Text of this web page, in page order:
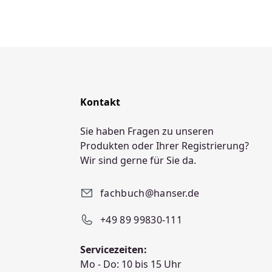
Kontakt
Sie haben Fragen zu unseren
Produkten oder Ihrer Registrierung?
Wir sind gerne für Sie da.
fachbuch@hanser.de
+49 89 99830-111
Servicezeiten:
Mo - Do: 10 bis 15 Uhr